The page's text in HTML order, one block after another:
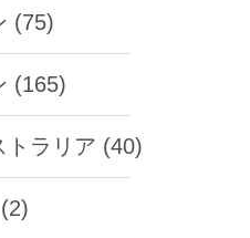
(75)
(165)
ラリア (40)